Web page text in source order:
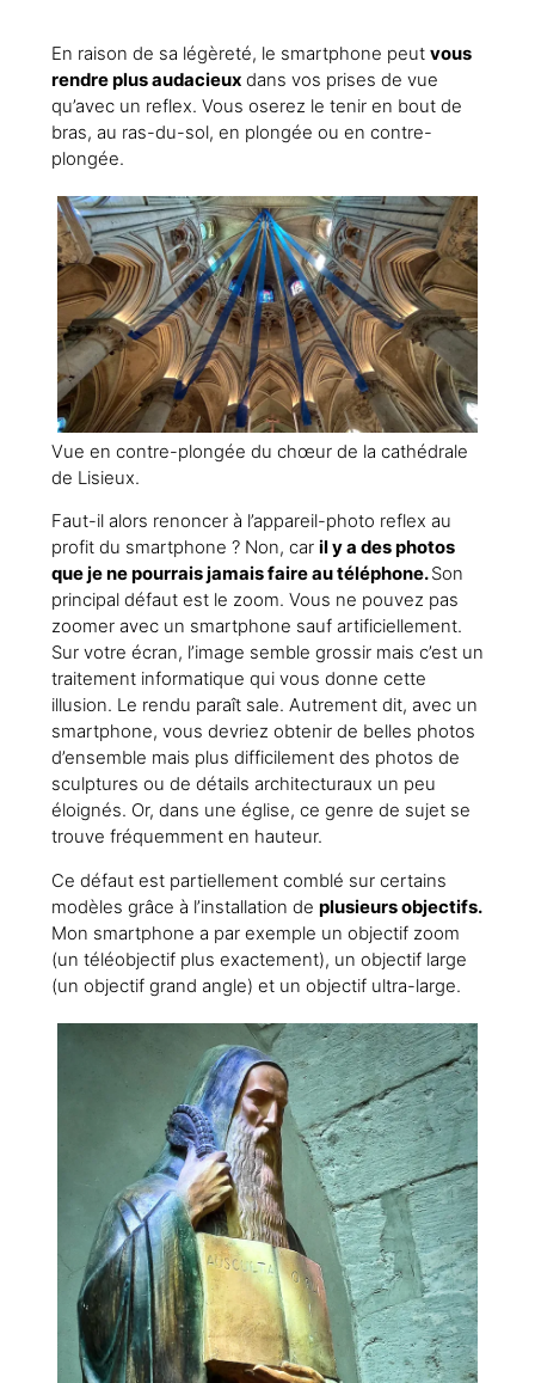
En raison de sa légèreté, le smartphone peut vous
rendre plus audacieux dans vos prises de vue
qu’avec un reflex. Vous oserez le tenir en bout de
bras, au ras-du-sol, en plongée ou en contre-
plongée.
Vue en contre-plongée du chœur de la cathédrale
de Lisieux.
Faut-il alors renoncer à l’appareil-photo reflex au
profit du smartphone ? Non, car il y a des photos
que je ne pourrais jamais faire au téléphone.Son
principal défaut est le zoom. Vous ne pouvez pas
zoomer avec un smartphone sauf artificiellement.
Sur votre écran, l’image semble grossir mais c’est un
traitement informatique qui vous donne cette
illusion. Le rendu paraît sale. Autrement dit, avec un
smartphone, vous devriez obtenir de belles photos
d’ensemble mais plus difficilement des photos de
sculptures ou de détails architecturaux un peu
éloignés. Or, dans une église, ce genre de sujet se
trouve fréquemment en hauteur.
Ce défaut est partiellement comblé sur certains
modèles grâce à l’installation de plusieurs objectifs.
Mon smartphone a par exemple un objectif zoom
(un téléobjectif plus exactement), un objectif large
(un objectif grand angle) et un objectif ultra-large.